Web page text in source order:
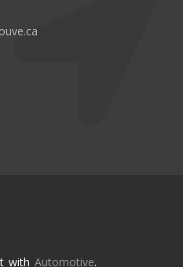
with Automotive.